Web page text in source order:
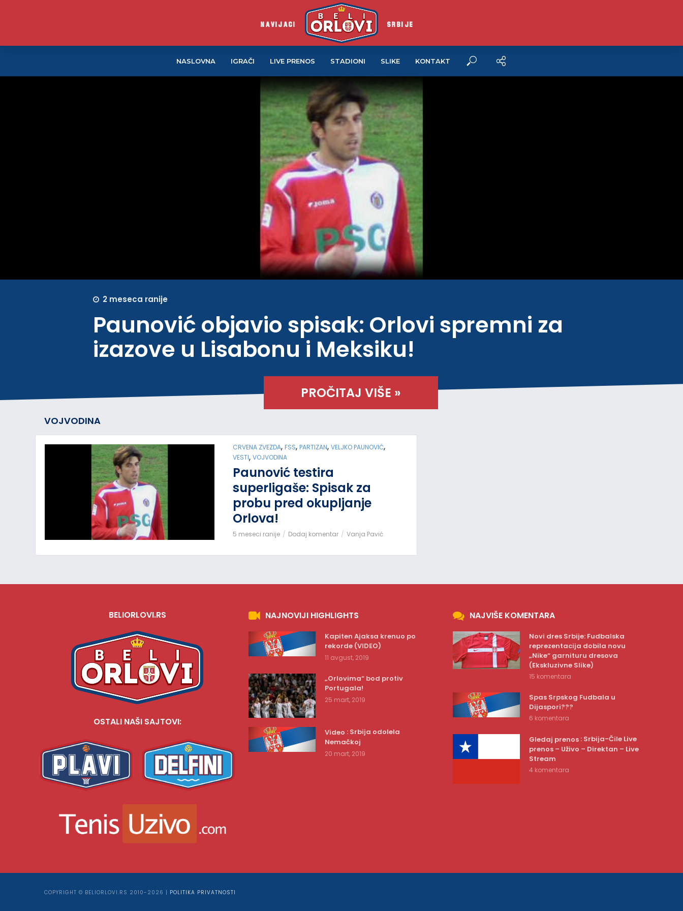
NAVIJACI SRBIJE
NASLOVNA IGRAČI LIVE PRENOS STADIONI SLIKE KONTAKT
2 meseca ranije
Paunović objavio spisak: Orlovi spremni za
izazove u Lisabonu i Meksiku!
PROČITAJ VIŠE »
VOJVODINA
CRVENA ZVEZDA, FSS, PARTIZAN, VELJKO PAUNOVIĆ,
VESTI, VOJVODINA
Paunović testira
superligaše: Spisak za
probu pred okupljanje
Orlova!
5 meseci ranije Dodaj komentar Vanja Pavić
BELIORLOVI.RS
OSTALI NAŠI SAJTOVI:
NAJNOVIJI HIGHLIGHTS
Kapiten Ajaksa krenuo po
rekorde (VIDEO)
11 avgust, 2019
„Orlovima“ bod protiv
Portugala!
25 mart, 2019
Video : Srbija odolela
Nemačkoj
20 mart, 2019
NAJVIŠE KOMENTARA
Novi dres Srbije: Fudbalska
reprezentacija dobila novu
„Nike“ garnituru dresova
(Ekskluzivne Slike)
15 komentara
Spas Srpskog Fudbala u
Dijaspori???
6 komentara
Gledaj prenos: Srbija-Čile Live
prenos – Uživo – Direktan – Live
Stream
4 komentara
COPYRIGHT © BELIORLOVI.RS 2010-2026 | POLITIKA PRIVATNOSTI